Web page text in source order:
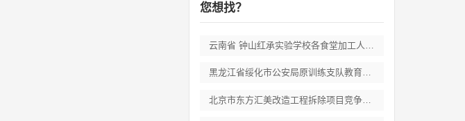
您想找？
云南省 钟山红承实验学校各食堂加工人员劳
黑龙江省绥化市公安局原训练支队教育培训期